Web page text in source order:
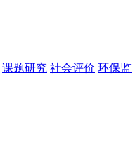
课题研究 社会评价 环保监